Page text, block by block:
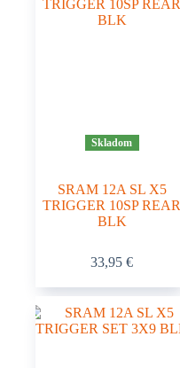
Skladom
SRAM 12A SL X5
TRIGGER 10SP REAR
BLK
33,95€